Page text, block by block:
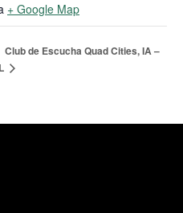
+ Google Map
Club de Escucha Quad Cities, IA –